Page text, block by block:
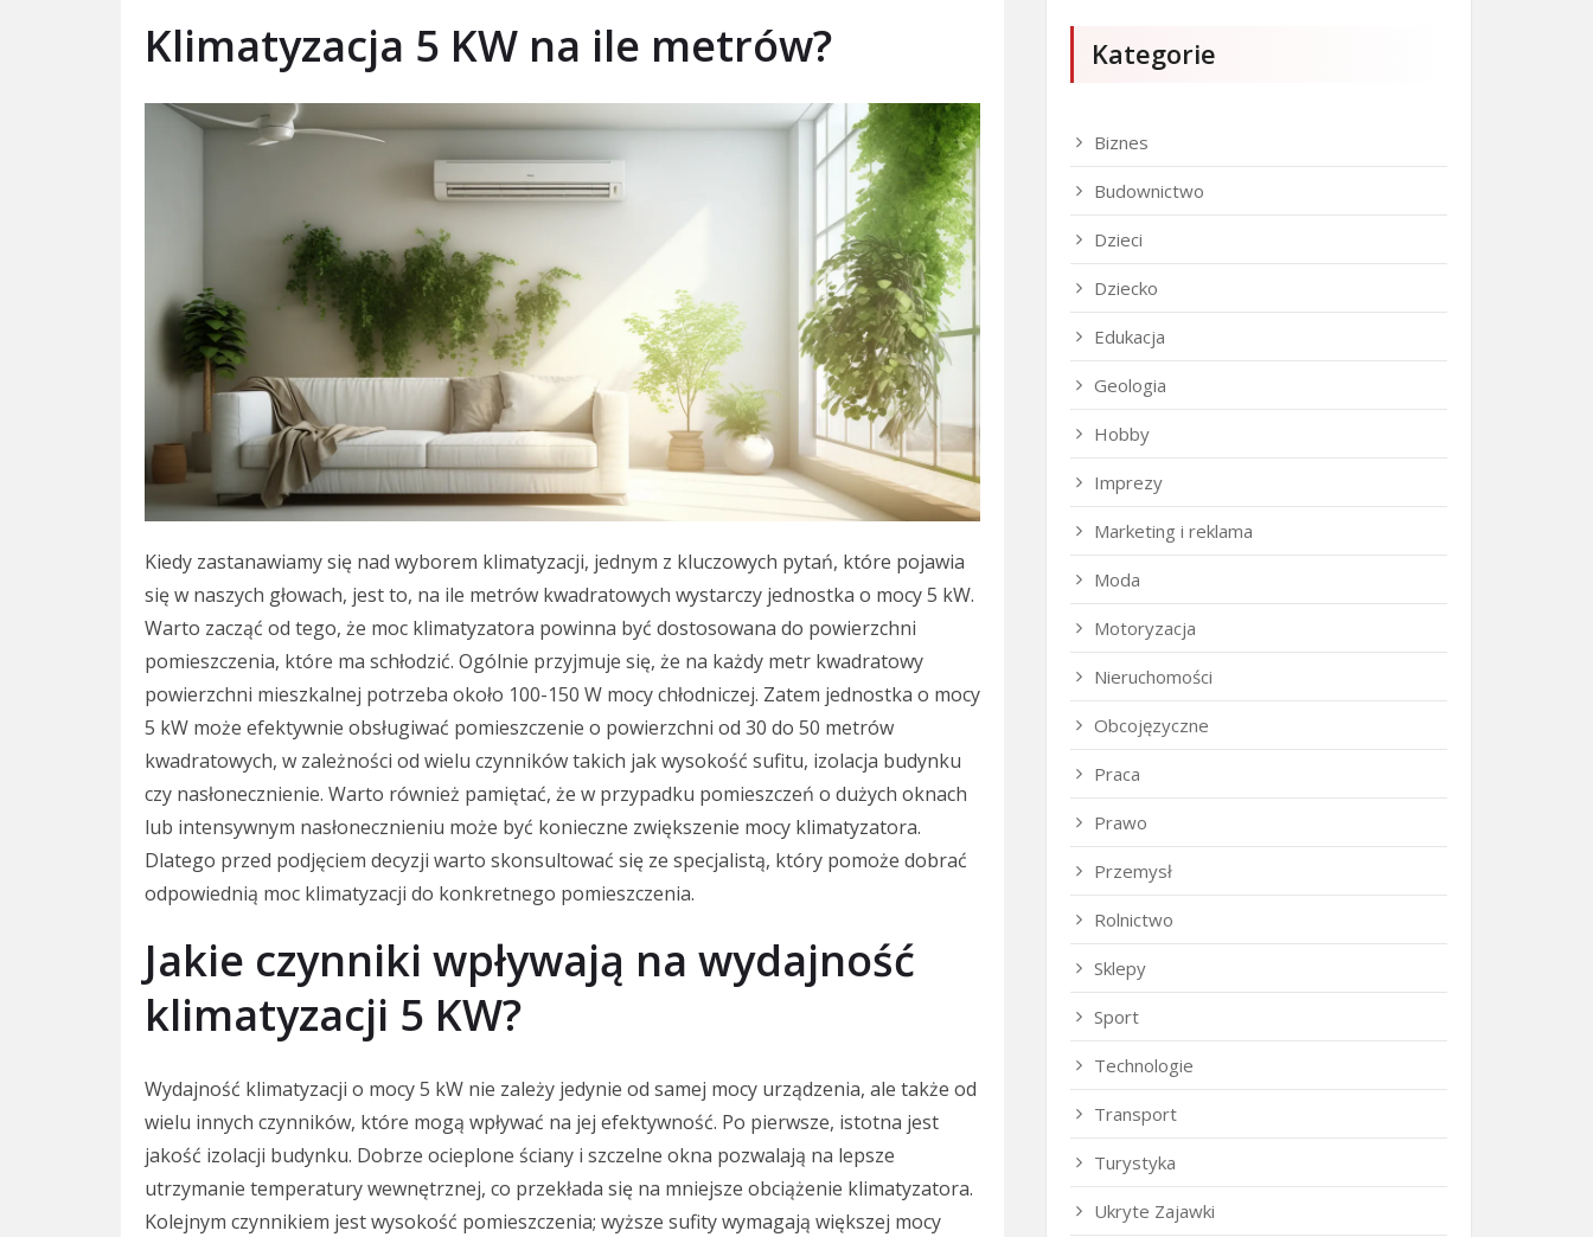
Klimatyzacja 5 KW na ile metrów?
Kiedy zastanawiamy się nad wyborem klimatyzacji, jednym z kluczowych pytań, które pojawia
się w naszych głowach, jest to, na ile metrów kwadratowych wystarczy jednostka o mocy 5 kW.
Warto zacząć od tego, że moc klimatyzatora powinna być dostosowana do powierzchni
pomieszczenia, które ma schłodzić. Ogólnie przyjmuje się, że na każdy metr kwadratowy
powierzchni mieszkalnej potrzeba około 100-150 W mocy chłodniczej. Zatem jednostka o mocy
5 kW może efektywnie obsługiwać pomieszczenie o powierzchni od 30 do 50 metrów
kwadratowych, w zależności od wielu czynników takich jak wysokość sufitu, izolacja budynku
czy nasłonecznienie. Warto również pamiętać, że w przypadku pomieszczeń o dużych oknach
lub intensywnym nasłonecznieniu może być konieczne zwiększenie mocy klimatyzatora.
Dlatego przed podjęciem decyzji warto skonsultować się ze specjalistą, który pomoże dobrać
odpowiednią moc klimatyzacji do konkretnego pomieszczenia.
Jakie czynniki wpływają na wydajność
klimatyzacji 5 KW?
Wydajność klimatyzacji o mocy 5 kW nie zależy jedynie od samej mocy urządzenia, ale także od
wielu innych czynników, które mogą wpływać na jej efektywność. Po pierwsze, istotna jest
jakość izolacji budynku. Dobrze ocieplone ściany i szczelne okna pozwalają na lepsze
utrzymanie temperatury wewnętrznej, co przekłada się na mniejsze obciążenie klimatyzatora.
Kolejnym czynnikiem jest wysokość pomieszczenia; wyższe sufity wymagają większej mocy
Kategorie
Biznes
Budownictwo
Dzieci
Dziecko
Edukacja
Geologia
Hobby
Imprezy
Marketing i reklama
Moda
Motoryzacja
Nieruchomości
Obcojęzyczne
Praca
Prawo
Przemysł
Rolnictwo
Sklepy
Sport
Technologie
Transport
Turystyka
Ukryte Zajawki